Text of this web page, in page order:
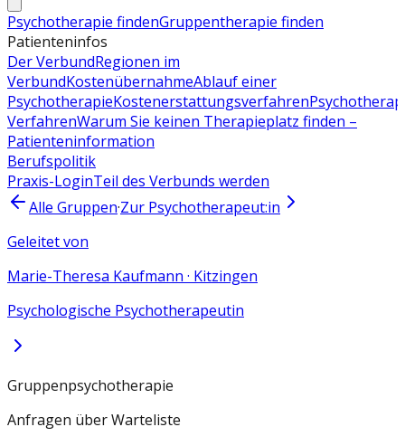
Psychotherapie findenGruppentherapie finden
Patienteninfos
Der VerbundRegionen im
VerbundKostenübernahmeAblauf einer
PsychotherapieKostenerstattungsverfahren
VerfahrenWarum Sie keinen Therapieplatz finden –
Patienteninformation
Berufspolitik
Praxis-LoginTeil des Verbunds werden
Alle Gruppen·Zur Psychotherapeut:in
Geleitet von
Marie-Theresa Kaufmann · Kitzingen
Psychologische Psychotherapeutin
Gruppenpsychotherapie
Anfragen über Warteliste